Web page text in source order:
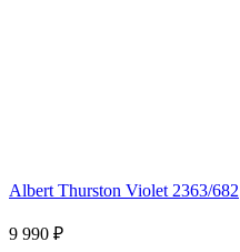
Albert Thurston Violet 2363/682
9 990 ₽